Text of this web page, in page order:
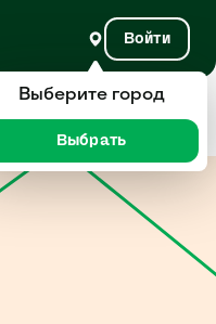
Войти
Отзывы
Выберите город
Выбрать